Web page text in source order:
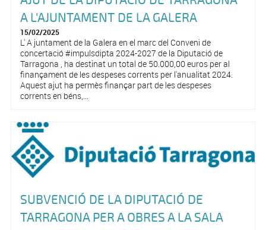
A L'AJUNTAMENT DE LA GALERA
15/02/2025
L' A juntament de la Galera en el marc del Conveni de
concertació #impulsdipta 2024-2027 de la Diputació de
Tarragona , ha destinat un total de 50.000,00 euros per al
finançament de les despeses corrents per l'anualitat 2024.
Aquest ajut ha permès finançar part de les despeses
corrents en béns,...
SUBVENCIÓ DE LA DIPUTACIÓ DE
TARRAGONA PER A OBRES A LA SALA